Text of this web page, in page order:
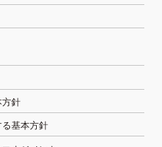
方針
基本方針